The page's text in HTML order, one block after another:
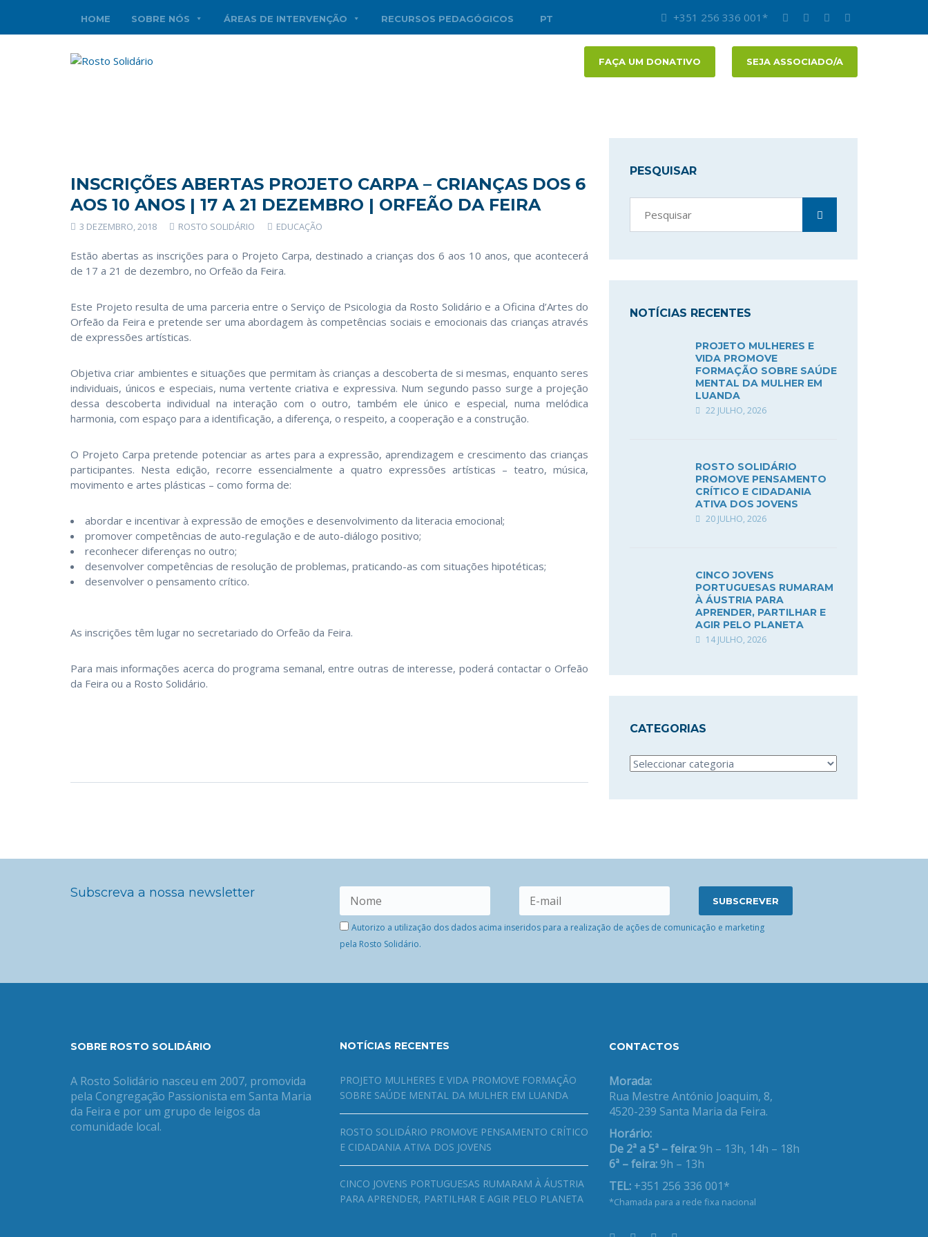
HOME SOBRE NÓS ÁREAS DE INTERVENÇÃO RECURSOS PEDAGÓGICOS PT +351 256 336 001*
FAÇA UM DONATIVO SEJA ASSOCIADO/A
INSCRIÇÕES ABERTAS PROJETO CARPA – CRIANÇAS DOS 6
AOS 10 ANOS | 17 A 21 DEZEMBRO | ORFEÃO DA FEIRA
3 DEZEMBRO, 2018 ROSTO SOLIDÁRIO EDUCAÇÃO
Estão abertas as inscrições para o Projeto Carpa, destinado a crianças dos 6 aos 10 anos, que acontecerá
de 17 a 21 de dezembro, no Orfeão da Feira.
Este Projeto resulta de uma parceria entre o Serviço de Psicologia da Rosto Solidário e a Oficina d’Artes do
Orfeão da Feira e pretende ser uma abordagem às competências sociais e emocionais das crianças através
de expressões artísticas.
Objetiva criar ambientes e situações que permitam às crianças a descoberta de si mesmas, enquanto seres
individuais, únicos e especiais, numa vertente criativa e expressiva. Num segundo passo surge a projeção
dessa descoberta individual na interação com o outro, também ele único e especial, numa melódica
harmonia, com espaço para a identificação, a diferença, o respeito, a cooperação e a construção.
O Projeto Carpa pretende potenciar as artes para a expressão, aprendizagem e crescimento das crianças
participantes. Nesta edição, recorre essencialmente a quatro expressões artísticas – teatro, música,
movimento e artes plásticas – como forma de:
abordar e incentivar à expressão de emoções e desenvolvimento da literacia emocional;
promover competências de auto-regulação e de auto-diálogo positivo;
reconhecer diferenças no outro;
desenvolver competências de resolução de problemas, praticando-as com situações hipotéticas;
desenvolver o pensamento crítico.
As inscrições têm lugar no secretariado do Orfeão da Feira.
Para mais informações acerca do programa semanal, entre outras de interesse, poderá contactar o Orfeão
da Feira ou a Rosto Solidário.
PESQUISAR
NOTÍCIAS RECENTES
PROJETO MULHERES E
VIDA PROMOVE
FORMAÇÃO SOBRE SAÚDE
MENTAL DA MULHER EM
LUANDA
22 JULHO, 2026
ROSTO SOLIDÁRIO
PROMOVE PENSAMENTO
CRÍTICO E CIDADANIA
ATIVA DOS JOVENS
20 JULHO, 2026
CINCO JOVENS
PORTUGUESAS RUMARAM
À ÁUSTRIA PARA
APRENDER, PARTILHAR E
AGIR PELO PLANETA
14 JULHO, 2026
CATEGORIAS
Categorias
Subscreva a nossa newsletter
Autorizo a utilização dos dados acima inseridos para a realização de ações de comunicação e marketing
pela Rosto Solidário.
SOBRE ROSTO SOLIDÁRIO
A Rosto Solidário nasceu em 2007, promovida
pela Congregação Passionista em Santa Maria
da Feira e por um grupo de leigos da
comunidade local.
NOTÍCIAS RECENTES
PROJETO MULHERES E VIDA PROMOVE FORMAÇÃO
SOBRE SAÚDE MENTAL DA MULHER EM LUANDA
ROSTO SOLIDÁRIO PROMOVE PENSAMENTO CRÍTICO
E CIDADANIA ATIVA DOS JOVENS
CINCO JOVENS PORTUGUESAS RUMARAM À ÁUSTRIA
PARA APRENDER, PARTILHAR E AGIR PELO PLANETA
CONTACTOS
Morada:
Rua Mestre António Joaquim, 8,
4520-239 Santa Maria da Feira.
Horário:
De 2ª a 5ª – feira: 9h – 13h, 14h – 18h
6ª – feira: 9h – 13h
TEL: +351 256 336 001*
*Chamada para a rede fixa nacional